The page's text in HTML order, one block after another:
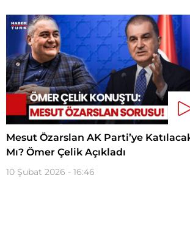
Mesut Özarslan AK Parti’ye
Mı? Ömer Çelik Açıkladı
10 Şubat 2026 - 16:46